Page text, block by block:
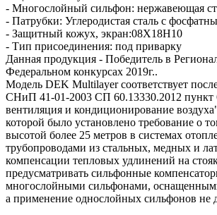
- Многослойный сильфон: нержавеющая
- Патрубки: Углеродистая сталь с
- Защитный кожух, экран:08Х18Н10
- Тип присоединения: под приварку
Данная продукция - Победитель в
Федеральном конкурсах 2019г..
Модель DEK Multilayer соответствует
СНиП 41-01-2003 СП 60.13330.2012 пункт
вентиляция и кондиционирование
которой было установлено требование о
высотой более 25 метров в системах
трубопроводами из стальных, медных и
компенсации тепловых удлинений на
предусматривать сильфонные
многослойными сильфонами,
а применение однослойных сильфонов не